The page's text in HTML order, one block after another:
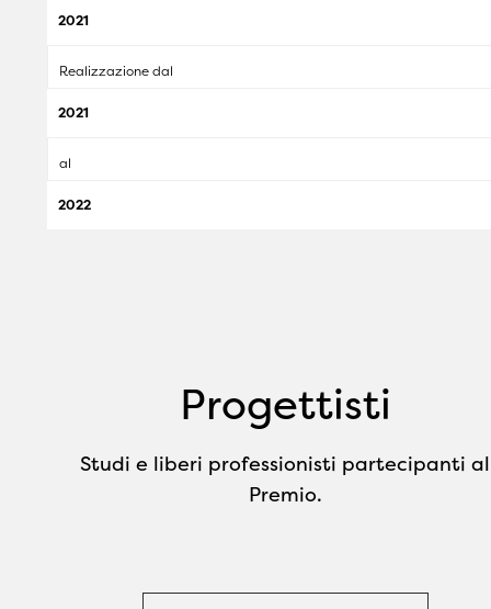
2021
Realizzazione dal
2021
al
2022
Progettisti
Studi e liberi professionisti partecipanti al
Premio.